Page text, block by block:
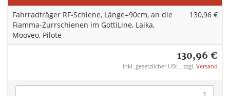
Fahrradträger RF-Schiene, Länge=90cm, an die
Fiamma-Zurrschienen im GottiLine, Laika,
Mooveo, Pilote
130,96 €
130,96 €
inkl. gesetzlicher USt. , zzgl. Versand